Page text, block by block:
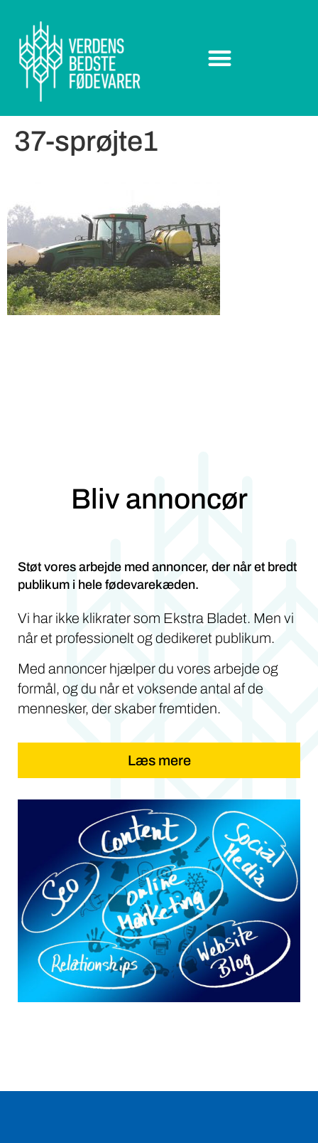
37-sprøjte1
Bliv annoncør
Støt vores arbejde med annoncer, der når et bredt
publikum i hele fødevarekæden.
Vi har ikke klikrater som Ekstra Bladet. Men vi
når et professionelt og dedikeret publikum.
Med annoncer hjælper du vores arbejde og
formål, og du når et voksende antal af de
mennesker, der skaber fremtiden.
Læs mere